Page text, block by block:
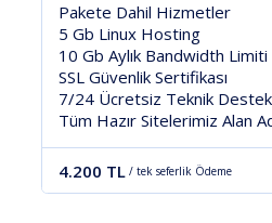
Pakete Dahil Hizmetler
5 Gb Linux Hosting
10 Gb Aylık Bandwidth Limiti
SSL Güvenlik Sertifikası
7/24 Ücretsiz Teknik Destek
Tüm Hazır Sitelerimiz Alan
4.200 TL / tek seferlik Ödeme